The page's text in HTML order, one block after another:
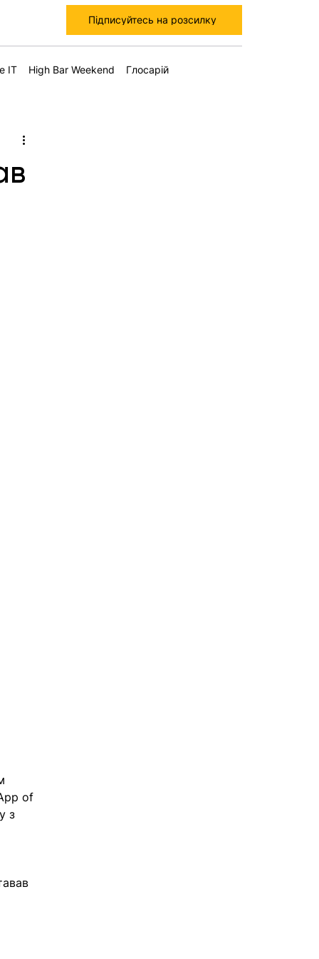
Підписуйтесь на розсилку
IT High Bar Weekend Глосарій
of
з